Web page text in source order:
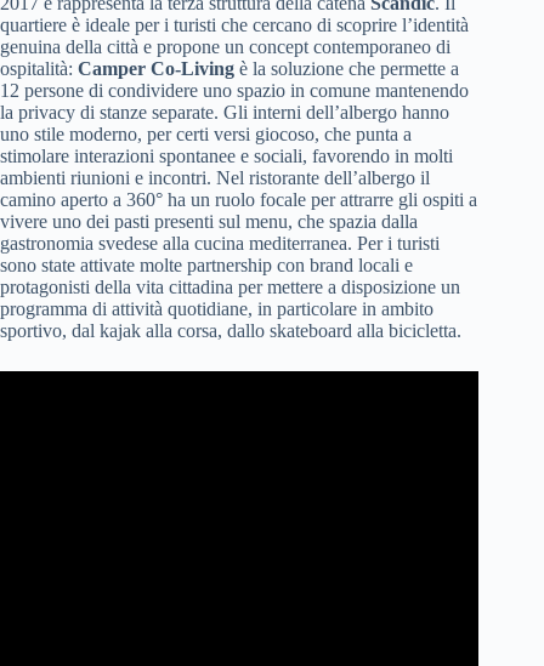
quartiere è ideale per i turisti che cercano di scoprire l’identità
genuina della città e propone un concept contemporaneo di
ospitalità: Camper Co-Living è la soluzione che permette a
12 persone di condividere uno spazio in comune mantenendo
la privacy di stanze separate. Gli interni dell’albergo hanno
uno stile moderno, per certi versi giocoso, che punta a
stimolare interazioni spontanee e sociali, favorendo in molti
ambienti riunioni e incontri. Nel ristorante dell’albergo il
camino aperto a 360° ha un ruolo focale per attrarre gli ospiti a
vivere uno dei pasti presenti sul menu, che spazia dalla
gastronomia svedese alla cucina mediterranea. Per i turisti
sono state attivate molte partnership con brand locali e
protagonisti della vita cittadina per mettere a disposizione un
programma di attività quotidiane, in particolare in ambito
sportivo, dal kajak alla corsa, dallo skateboard alla bicicletta.